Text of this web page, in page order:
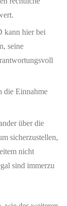
kann hier bei
seine
die Einnahme
über die
sicherzustellen,
nicht
sind immerzu